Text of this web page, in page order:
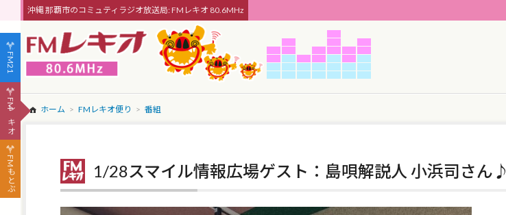
沖縄 那覇市のコミュティラジオ放送局: FMレキオ 80.6MHz
ホーム FMレキオ便り 番組
1/28スマイル情報広場ゲスト：島唄解説人 小浜司さん♪
FM21
FMレキオ
FMもとぶ